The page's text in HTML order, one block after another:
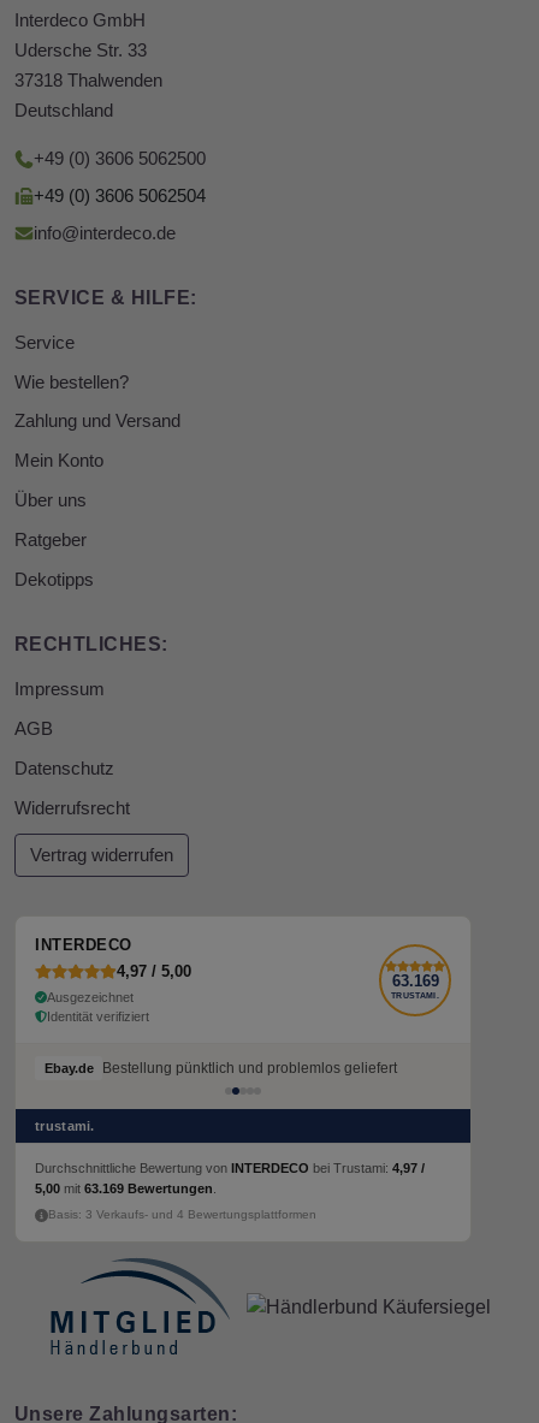
Interdeco GmbH
Udersche Str. 33
37318 Thalwenden
Deutschland
+49 (0) 3606 5062500
+49 (0) 3606 5062504
info@interdeco.de
SERVICE & HILFE:
Service
Wie bestellen?
Zahlung und Versand
Mein Konto
Über uns
Ratgeber
Dekotipps
RECHTLICHES:
Impressum
AGB
Datenschutz
Widerrufsrecht
Vertrag widerrufen
INTERDECO
4,97 / 5,00
Ausgezeichnet
Identität verifiziert
63.169
TRUSTAMI.
Ebay.de Bestellung pünktlich und problemlos geliefert
trustami.
Durchschnittliche Bewertung von INTERDECO bei Trustami: 4,97 /
5,00 mit 63.169 Bewertungen
Basis: 3 Verkaufs- und 4 Bewertungsplattformen
Unsere Zahlungsarten: